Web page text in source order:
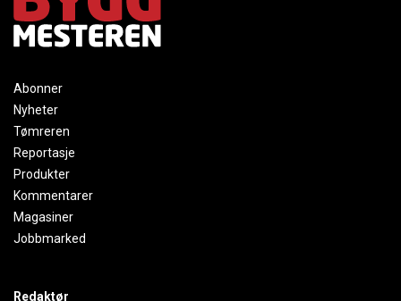
Abonner
Nyheter
Tømreren
Reportasje
Produkter
Kommentarer
Magasiner
Jobbmarked
Redaktør